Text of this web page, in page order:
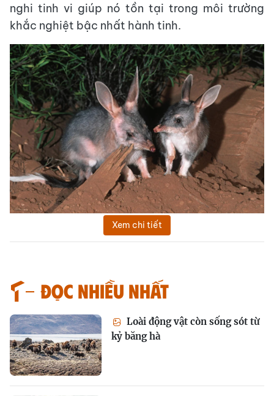
nghi tinh vi giúp nó tồn tại trong môi trường
khắc nghiệt bậc nhất hành tinh.
Xem chi tiết
Đọc nhiều nhất
Loài động vật còn sống sót từ
kỷ băng hà